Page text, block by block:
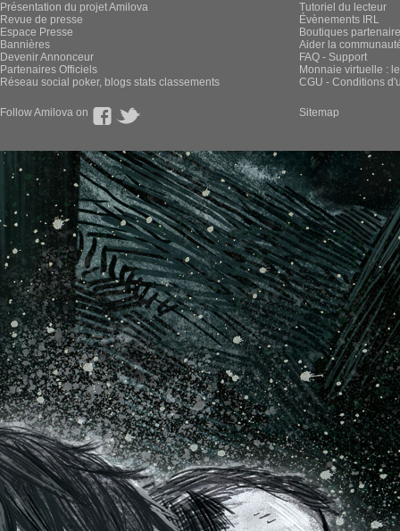
Présentation du projet Amilova
Revue de presse
Espace Presse
Bannières
Devenir Annonceur
Partenaires Officiels
Réseau social poker, blogs stats classements
Tutoriel du lecteur
Évènements IRL
Boutiques
Aider la
FAQ - Support
Monnaie virtuelle :
CGU - Conditions
Follow Amilova on Sitemap